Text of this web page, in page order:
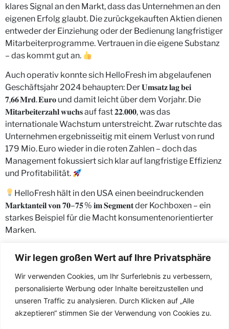
Wir legen großen Wert auf Ihre Privatsphäre
Wir verwenden Cookies, um Ihr Surferlebnis zu verbessern,
personalisierte Werbung oder Inhalte bereitzustellen und
unseren Traffic zu analysieren. Durch Klicken auf „Alle
akzeptieren“ stimmen Sie der Verwendung von Cookies zu.
klares Signal an den Markt, dass das Unternehmen an den
eigenen Erfolg glaubt. Die zurückgekauften Aktien dienen
entweder der Einziehung oder der Bedienung langfristiger
Mitarbeiterprogramme. Vertrauen in die eigene Substanz
– das kommt gut an.
Auch operativ konnte sich HelloFresh im abgelaufenen
Geschäftsjahr 2024 behaupten: Der 𝐔𝐦𝐬𝐚𝐭𝐳 𝐥𝐚𝐠 𝐛𝐞𝐢
𝟕,𝟔𝟔 𝐌𝐫𝐝. 𝐄𝐮𝐫𝐨 und damit leicht über dem Vorjahr. Die
𝐌𝐢𝐭𝐚𝐫𝐛𝐞𝐢𝐭𝐞𝐫𝐳𝐚𝐡𝐥 𝐰𝐮𝐜𝐡𝐬 auf fast 𝟐𝟐.𝟎𝟎𝟎, was das
internationale Wachstum unterstreicht. Zwar rutschte das
Unternehmen ergebnisseitig mit einem Verlust von rund
179 Mio. Euro wieder in die roten Zahlen – doch das
Management fokussiert sich klar auf langfristige Effizienz
und Profitabilität.
HelloFresh hält in den USA einen beeindruckenden
𝐌𝐚𝐫𝐤𝐭𝐚𝐧𝐭𝐞𝐢𝐥 𝐯𝐨𝐧 𝟕𝟎–𝟕𝟓 % 𝐢𝐦 𝐒𝐞𝐠𝐦𝐞𝐧𝐭 der Kochboxen – ein
starkes Beispiel für die Macht konsumentenorientierter
Marken.